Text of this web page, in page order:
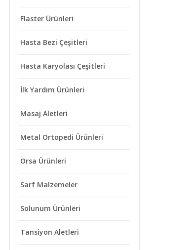
Flaster Ürünleri
Hasta Bezi Çeşitleri
Hasta Karyolası Çeşitleri
İlk Yardım Ürünleri
Masaj Aletleri
Metal Ortopedi Ürünleri
Orsa Ürünleri
Sarf Malzemeler
Solunum Ürünleri
Tansiyon Aletleri